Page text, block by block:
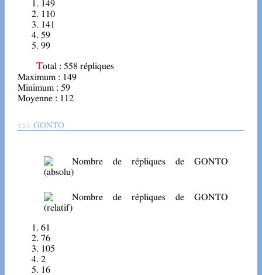
149
110
141
59
99
Total : 558 répliques
Maximum : 149
Minimum : 59
Moyenne : 112
GONTO
61
76
105
2
16